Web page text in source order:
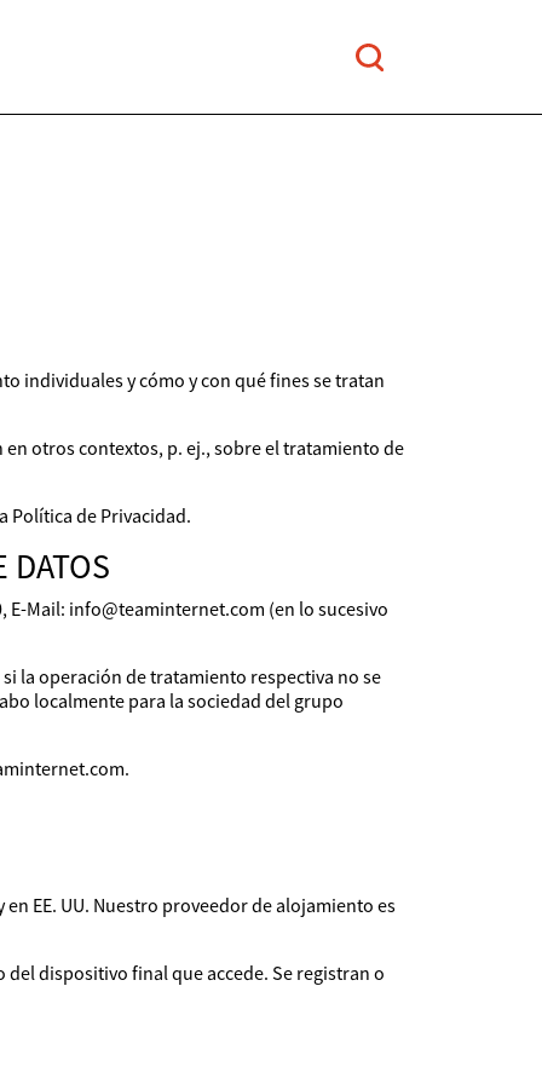
individuales y cómo y con qué fines se tratan
otros contextos, p. ej., sobre el tratamiento de
Política de Privacidad.
DATOS
E-Mail: info@teaminternet.com (en lo sucesivo
la operación de tratamiento respectiva no se
localmente para la sociedad del grupo
EE. UU. Nuestro proveedor de alojamiento es
dispositivo final que accede. Se registran o